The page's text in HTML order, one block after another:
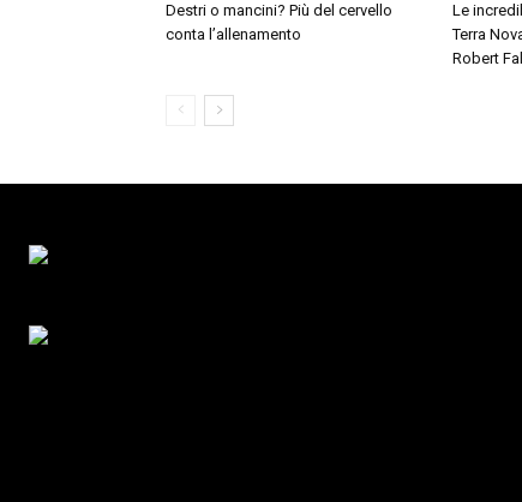
Destri o mancini? Più del cervello
conta l’allenamento
Le
Terra
Robert